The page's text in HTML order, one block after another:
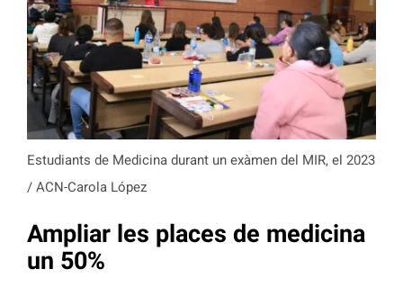
Estudiants de Medicina durant un exàmen del MIR, el 2023
/ ACN-Carola López
Ampliar les places de medicina
un 50%